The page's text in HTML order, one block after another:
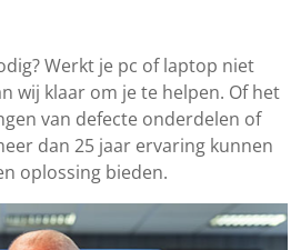
Werkt je pc of laptop niet
wij klaar om je te helpen. Of het
van defecte onderdelen of
dan 25 jaar ervaring kunnen
oplossing bieden.